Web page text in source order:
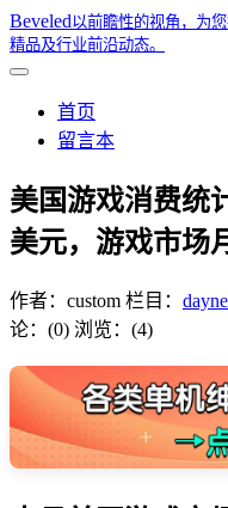
Beveled以前瞻性的视角，为
精品及行业前沿动态。
首页
留言本
美国游戏消费统
美元，游戏市场
作者： custom 栏目：
论：(0) 浏览：(4)